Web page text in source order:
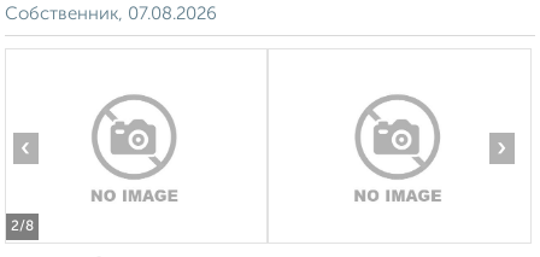
Собственник, 07.08.2026
2/8
‹ ›